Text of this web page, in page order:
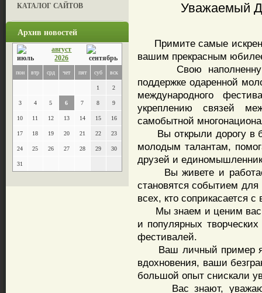
КАТАЛОГ САЙТОВ
Архив новостей
август
2026
пон втр срд чет пят суб вск
1 2
3 4 5 6 7 8 9
10 11 12 13 14 15 16
17 18 19 20 21 22 23
24 25 26 27 28 29 30
31
Уважаемый
Примите самые
вашим прекрасным
Свою наполненную
поддержке одаренной
международного
укреплению связей
самобытной
Вы открыли дорогу в
молодым талантам,
друзей и
Вы живете и
становятся событием
всех, кто соприкасается
Мы знаем и ценим вас
и популярных
фестивалей.
Ваш личный пример
вдохновения, ваши
большой опыт снискали
Вас знают, уважают